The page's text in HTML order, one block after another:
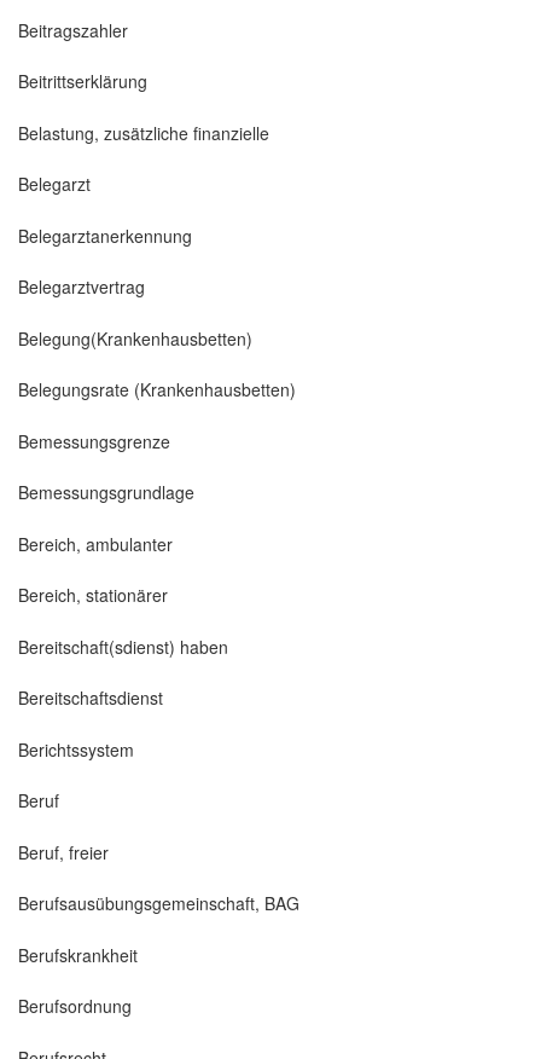
Beitragszahler
Beitrittserklärung
Belastung, zusätzliche finanzielle
Belegarzt
Belegarztanerkennung
Belegarztvertrag
Belegung(Krankenhausbetten)
Belegungsrate (Krankenhausbetten)
Bemessungsgrenze
Bemessungsgrundlage
Bereich, ambulanter
Bereich, stationärer
Bereitschaft(sdienst) haben
Bereitschaftsdienst
Berichtssystem
Beruf
Beruf, freier
Berufsausübungsgemeinschaft, BAG
Berufskrankheit
Berufsordnung